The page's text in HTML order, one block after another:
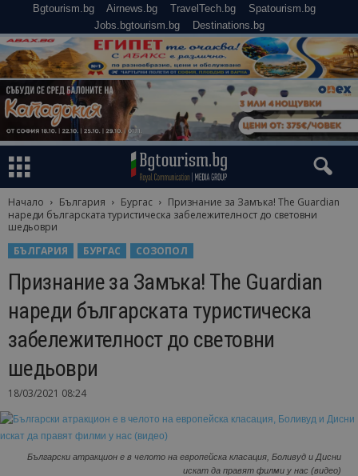
Bgtourism.bg Airnews.bg TravelTech.bg
Spatourism.bg
Jobs.bgtourism.bg
Destinations.bg
Начало България Бургас
Признание за Замъка! The Guardian
нареди българската туристическа забележителност до световни
шедьоври
БЪЛГАРИЯ
БУРГАС СОЗОПОЛ
Признание за Замъка! The Guardian
нареди българската туристическа
забележителност до световни
шедьоври
18/03/2021 08:24
Български атракцион е в челoто на европейска класация, Боливуд и Дисни
искат да правят филми у нас (видео)